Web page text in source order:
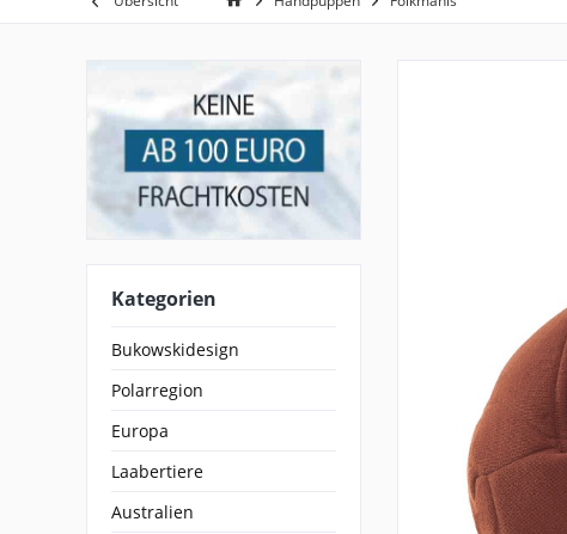
Kategorien
Bukowskidesign
Polarregion
Europa
Laabertiere
Australien